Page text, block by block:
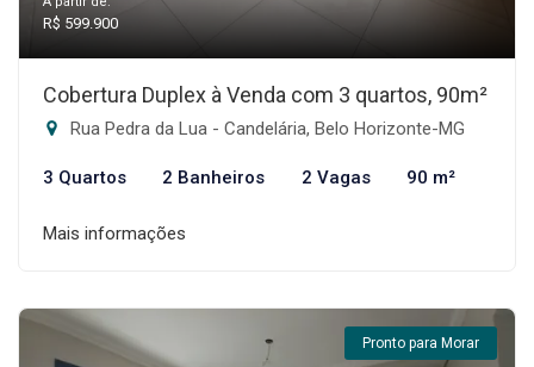
R$ 599.900
Cobertura Duplex à Venda com 3 quartos, 90m²
Rua Pedra da Lua - Candelária, Belo Horizonte-MG
3 Quartos 2 Banheiros 2 Vagas 90 m²
Mais informações
Pronto para Morar